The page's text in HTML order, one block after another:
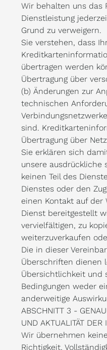
Wir behalten uns das
Dienstleistung
Grund zu verweigern.
Sie verstehen, dass
übertragen werden
Übertragung über
(b) Änderungen zur
technischen
sind.
Übertragung über
Sie erklären sich
unsere ausdrückliche
keinen Teil des
Dienstes oder den
einen Kontakt auf der
Dienst bereitgestellt
vervielfältigen, zu
weiterzuverkaufen
Die in dieser
Überschriften dienen
Übersichtlichkeit und
Bedingungen weder
anderweitige
ABSCHNITT 3 -
UND AKTUALITÄT DER
Wir übernehmen
Richtigkeit,